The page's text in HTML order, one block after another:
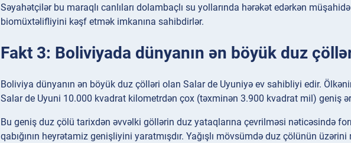
Səyahətçilər bu maraqlı canlıları dolambaçlı su yollarında hərəkət edərkən
biomüxtəlifliyini kəşf etmək imkanına sahibdirlər.
Fakt 3: Boliviyada dünyanın ən böyük duz
Boliviya dünyanın ən böyük duz çölləri olan Salar de Uyuniyə ev sahibliyi edir.
Salar de Uyuni 10.000 kvadrat kilometrdən çox (təxminən 3.900 kvadrat mil) geniş
Bu geniş duz çölü tarixdən əvvəlki göllərin duz yataqlarına çevrilməsi nəticəsində
qabığının heyrətamiz genişliyini yaratmışdır. Yağışlı mövsümdə duz çölünün